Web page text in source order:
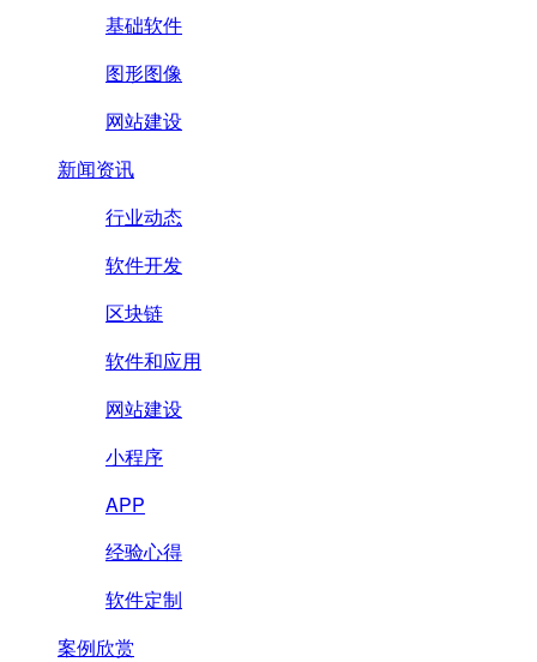
基础软件
图形图像
网站建设
新闻资讯
行业动态
软件开发
区块链
软件和应用
网站建设
小程序
APP
经验心得
软件定制
案例欣赏